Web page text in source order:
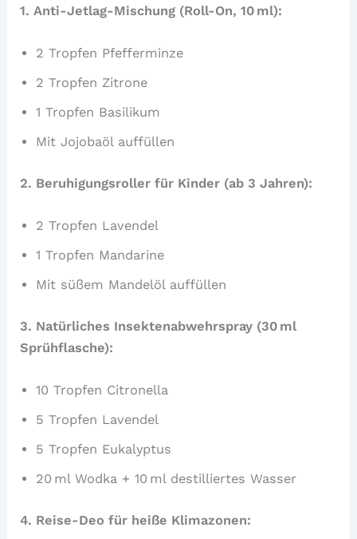
1. Anti-Jetlag-Mischung (Roll-On, 10 ml):
2 Tropfen Pfefferminze
2 Tropfen Zitrone
1 Tropfen Basilikum
Mit Jojobaöl auffüllen
2. Beruhigungsroller für Kinder (ab 3 Jahren):
2 Tropfen Lavendel
1 Tropfen Mandarine
Mit süßem Mandelöl auffüllen
3. Natürliches Insektenabwehrspray (30 ml
Sprühflasche):
10 Tropfen Citronella
5 Tropfen Lavendel
5 Tropfen Eukalyptus
20 ml Wodka + 10 ml destilliertes Wasser
4. Reise-Deo für heiße Klimazonen: